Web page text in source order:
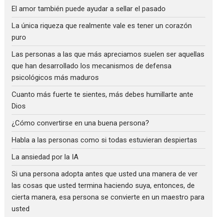
El amor también puede ayudar a sellar el pasado
La única riqueza que realmente vale es tener un corazón
puro
Las personas a las que más apreciamos suelen ser aquellas
que han desarrollado los mecanismos de defensa
psicológicos más maduros
Cuanto más fuerte te sientes, más debes humillarte ante
Dios
¿Cómo convertirse en una buena persona?
Habla a las personas como si todas estuvieran despiertas
La ansiedad por la IA
Si una persona adopta antes que usted una manera de ver
las cosas que usted termina haciendo suya, entonces, de
cierta manera, esa persona se convierte en un maestro para
usted